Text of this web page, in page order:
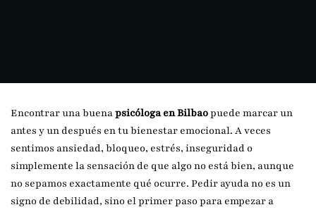
Encontrar una buenapsicóloga en Bilbaopuede marcar un
antes y un después en tu bienestar emocional. A veces
sentimos ansiedad, bloqueo, estrés, inseguridad o
simplemente la sensación de que algo no está bien, aunque
no sepamos exactamente qué ocurre. Pedir ayuda no es un
signo de debilidad, sino el primer paso para empezar a